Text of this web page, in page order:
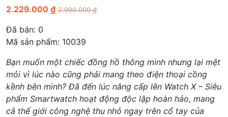
2.229.000 ₫ 2.990.000₫
Đã bán: 0
Mã sản phẩm: 10039
Bạn muốn một chiếc đồng hồ thông minh nhưng lại mệt
mỏi vì lúc nào cũng phải mang theo điện thoại cồng
kềnh bên mình? Đã đến lúc nâng cấp lên Watch X – Siêu
phẩm Smartwatch hoạt động độc lập hoàn hảo, mang
cả thế giới công nghệ thu nhỏ ngay trên cổ tay của